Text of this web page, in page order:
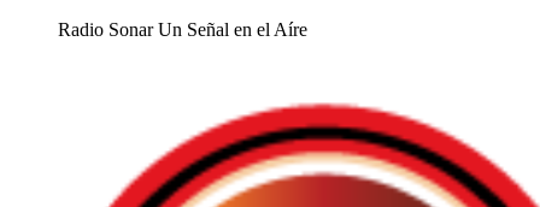
Radio Sonar Un Señal en el Aíre